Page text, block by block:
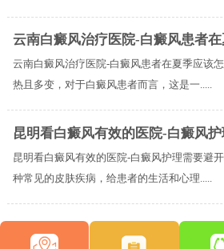
云南白癜风治疗医院-白癜风患者
云南白癜风治疗医院-白癜风患者在夏季应该
热且多变，对于白癜风患者而言，这是一.....
昆明看白癜风有效的医院-白癜风
昆明看白癜风有效的医院-白癜风护理需要避
种常见的皮肤疾病，给患者的生活和心理.....